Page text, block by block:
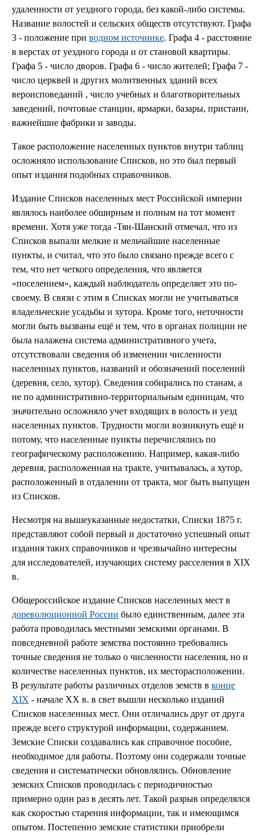
удаленности от уездного города, без какой-либо системы.
Название волостей и сельских обществ отсутствуют. Графа
3 - положение при водном источнике. Графа 4 - расстояние
в верстах от уездного города и от становой квартиры.
Графа 5 - число дворов. Графа 6 - число жителей; Графа 7 -
число церквей и других молитвенных зданий всех
вероисповеданий , число учебных и благотворительных
заведений, почтовые станции, ярмарки, базары, пристани,
важнейшие фабрики и заводы.
Такое расположение населенных пунктов внутри таблиц
осложняло использование Списков, но это был первый
опыт издания подобных справочников.
Издание Списков населенных мест Российской империи
являлось наиболее обширным и полным на тот момент
времени. Хотя уже тогда -Тян-Шанский отмечал, что из
Списков выпали мелкие и мельчайшие населенные
пункты, и считал, что это было связано прежде всего с
тем, что нет четкого определения, что является
«поселением», каждый наблюдатель определяет это по-
своему. В связи с этим в Списках могли не учитываться
владельческие усадьбы и хутора. Кроме того, неточности
могли быть вызваны ещё и тем, что в органах полиции не
была налажена система административного учета,
отсутствовали сведения об изменении численности
населенных пунктов, названий и обозначений поселений
(деревня, село, хутор). Сведения собирались по станам, а
не по административно-территориальным единицам, что
значительно осложняло учет входящих в волость и уезд
населенных пунктов. Трудности могли возникнуть ещё и
потому, что населенные пункты перечислялись по
географическому расположению. Например, какая-либо
деревня, расположенная на тракте, учитывалась, а хутор,
расположенный в отдалении от тракта, мог быть выпущен
из Списков.
Несмотря на вышеуказанные недостатки, Списки 1875 г.
представляют собой первый и достаточно успешный опыт
издания таких справочников и чрезвычайно интересны
для исследователей, изучающих систему расселения в XIX
в.
Общероссийское издание Списков населенных мест в
дореволюционной России было единственным, далее эта
работа проводилась местными земскими органами. В
повседневной работе земства постоянно требовались
точные сведения не только о численности населения, но и
количестве населенных пунктов, их месторасположении.
В результате работы различных отделов земств в конце
XIX - начале XX в. в свет вышли несколько изданий
Списков населенных мест. Они отличались друг от друга
прежде всего структурой информации, содержанием.
Земские Списки создавались как справочное пособие,
необходимое для работы. Поэтому они содержали точные
сведения и систематически обновлялись. Обновление
земских Списков проводилась с периодичностью
примерно один раз в десять лет. Такой разрыв определялся
как скоростью старения информации, так и имеющимся
опытом. Постепенно земские статистики приобрели